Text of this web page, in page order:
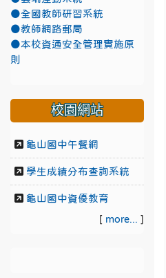
●全國教師研習系統
●教師網路郵局
●本校資通安全管理實施原
則
校園網站
龜山國中午餐網
學生成績分布查詢系統
龜山國中資優教育
[ more... ]